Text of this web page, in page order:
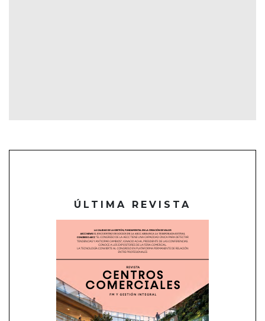
ÚLTIMA REVISTA